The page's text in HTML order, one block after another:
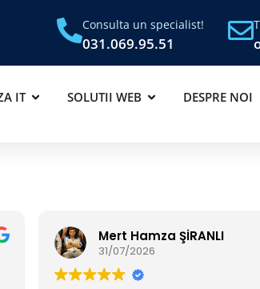
Consulta un specialist!
031.069.95.51
IT SOLUTII WEB DESPRE NOI
Livia GHESU
30/07/2026